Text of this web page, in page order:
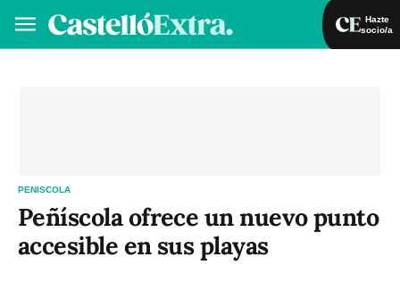
Hazte
socio/a
PENISCOLA
Peñíscola ofrece un nuevo punto
accesible en sus playas